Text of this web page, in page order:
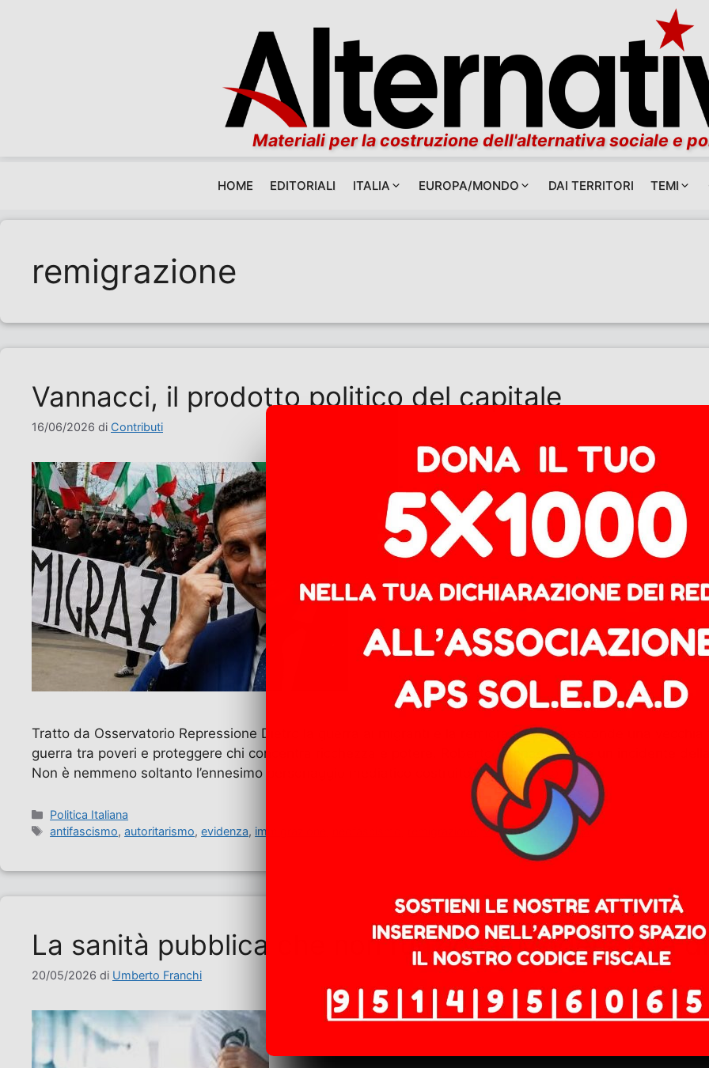
Materiali per la costruzione dell'alternativa sociale e
HOME EDITORIALI ITALIA EUROPA/MONDO DAI TERRITORI TEMI
remigrazione
Vannacci, il prodotto politico del capitale
16/06/2026 di Contributi
Tratto da Osservatorio Repressione Dietro la guerra ai migranti e la remigrazione si nasconde una
guerra tra poveri e proteggere chi concentra ricchezza e potere. Roberto Vannacci non è un incidente
Non è nemmeno soltanto l’ennesimo personaggio mediatico costruito …Leggi tutto
Categorie
Politica Italiana
Tag
antifascismo,autoritarismo,evidenza, immigrazione Vannacci,xenofobia
La sanità pubblica che non funziona, Modena e la
20/05/2026 di Umberto Franchi